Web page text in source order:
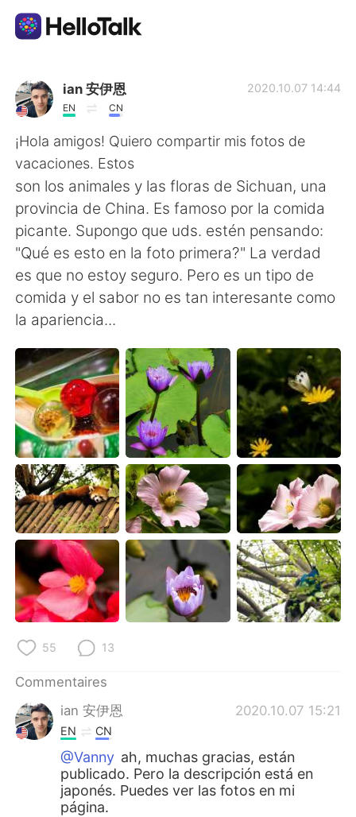
AI Grammar Checker
Français
English 简体中文
繁體中文 Español
العربية
日本語 한국어
Русский ไทย
Indonesia Italiano
Türkçe Tiếng Việt
Português
ian 安伊恩
EN CN
2020.10.07 14:44
¡Hola amigos! Quiero compartir mis fotos de
vacaciones. Estos
son los animales y las floras de Sichuan, una
provincia de China. Es famoso por la comida
picante. Supongo que uds. estén pensando:
"Qué es esto en la foto primera?" La verdad
es que no estoy seguro. Pero es un tipo de
comida y el sabor no es tan interesante como
la apariencia...
55 13
Commentaires
ian 安伊恩
2020.10.07 15:21
EN CN
@Vanny ah, muchas gracias, están
publicado. Pero la descripción está en
japonés. Puedes ver las fotos en mi
página.